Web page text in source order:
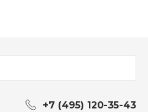
+7 (495) 120-35-43